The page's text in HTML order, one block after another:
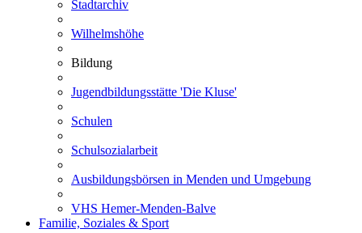
Stadtarchiv
Wilhelmshöhe
Bildung
Jugendbildungsstätte 'Die Kluse'
Schulen
Schulsozialarbeit
Ausbildungsbörsen in Menden und Umgebung
VHS Hemer-Menden-Balve
Familie, Soziales & Sport